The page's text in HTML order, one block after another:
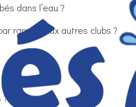
dans l’eau ?
rapport aux autres clubs ?
?